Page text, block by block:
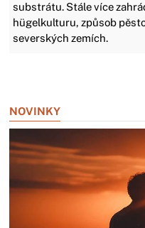
substrátu. Stále více
hügelkulturu, způsob
severských zemích.
NOVINKY